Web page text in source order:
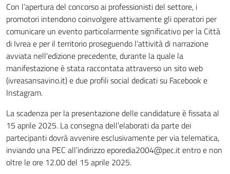
Con l’apertura del concorso ai professionisti del settore, i
promotori intendono coinvolgere attivamente gli operatori per
comunicare un evento particolarmente significativo per la Città
di Ivrea e per il territorio proseguendo l’attività di narrazione
avviata nell'edizione precedente, durante la quale la
manifestazione è stata raccontata attraverso un sito web
(ivreasansavino.it) e due profili social dedicati su Facebook e
Instagram.
La scadenza per la presentazione delle candidature è fissata al
15 aprile 2025. La consegna dell’elaborati da parte dei
partecipanti dovrà avvenire esclusivamente per via telematica,
inviando una PEC all’indirizzo eporedia2004@pec.it entro e non
oltre le ore 12.00 del 15 aprile 2025.